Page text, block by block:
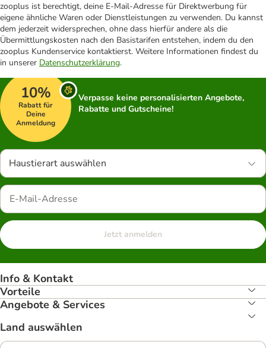
zooplus ist berechtigt, deine E-Mail-Adresse für Direktwerbung für
eigene ähnliche Waren oder Dienstleistungen zu verwenden. Du kannst
dem jederzeit widersprechen, ohne dass hierfür andere als die
Übermittlungskosten nach den Basistarifen entstehen, indem du den
zooplus Kundenservice kontaktierst. Weitere Informationen findest du
in unserer Datenschutzerklärung.
10%
Rabatt für
Deine
Anmeldung
Verpasse keine personalisierten Angebote,
Rabatte und Gutscheine!
Haustierart auswählen
Jetzt anmelden
Info & Kontakt
Vorteile
Angebote & Services
Land auswählen